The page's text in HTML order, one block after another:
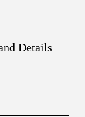
Details